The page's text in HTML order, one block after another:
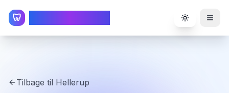
🦷 Toggle
Tilbage til Hellerup